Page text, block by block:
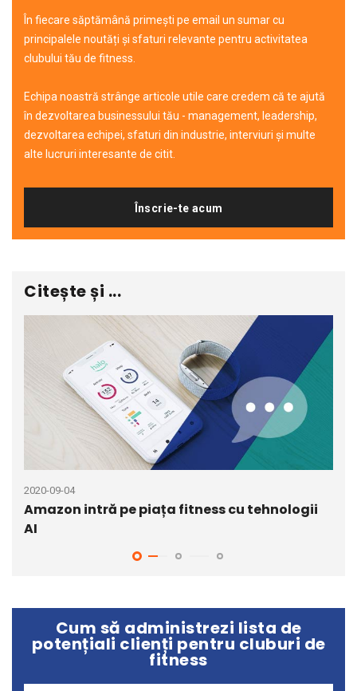
În fiecare săptămână primești pe email un sumar cu
principalele noutăți și sfaturi relevante pentru activitatea
clubului tău de fitness.
Echipa noastră strânge articole utile care credem că te ajută
în dezvoltarea businessului tău - management, leadership,
dezvoltarea echipei, sfaturi din industrie, interviuri și multe
alte lucruri interesante de citit.
Înscrie-te acum
Citește și ...
2020-09-04
Amazon intră pe piața fitness cu tehnologii
AI
Cum să administrezi lista de
potențiali clienți pentru cluburi de
fitness